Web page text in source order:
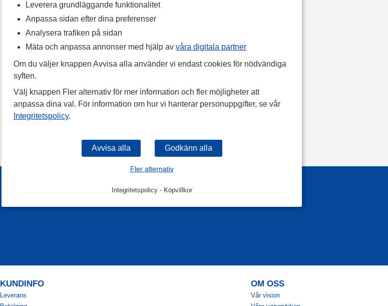
Leverera grundläggande funktionalitet
Anpassa sidan efter dina preferenser
Analysera trafiken på sidan
Mäta och anpassa annonser med hjälp av våra digitala partner
Om du väljer knappen Avvisa alla använder vi endast cookies för nödvändiga
syften.
Välj knappen Fler alternativ för mer information och fler möjligheter att
anpassa dina val. För information om hur vi hanterar personuppgifter, se vår
Integritetspolicy.
Fler alternativ
Integritetspolicy- Köpvillkor
KUNDINFO
Leverans
OM OSS
Vår vision